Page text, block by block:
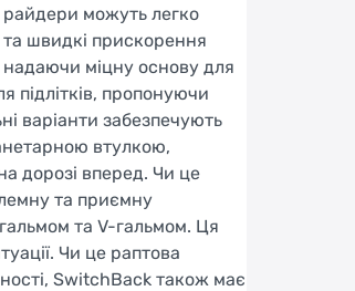
можуть легко
та швидкі прискорення
міцну основу для
підлітків, пропонуючи
варіанти забезпечують
втулкою,
дорозі вперед. Чи це
та приємну
та V-гальмом. Ця
Чи це раптова
SwitchBack також має